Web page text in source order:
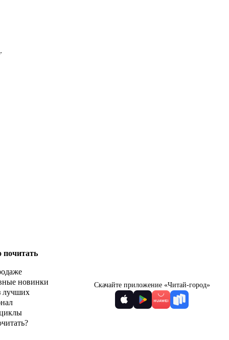
почитать
новинки
лучших
Скачайте приложение «Читай-город»